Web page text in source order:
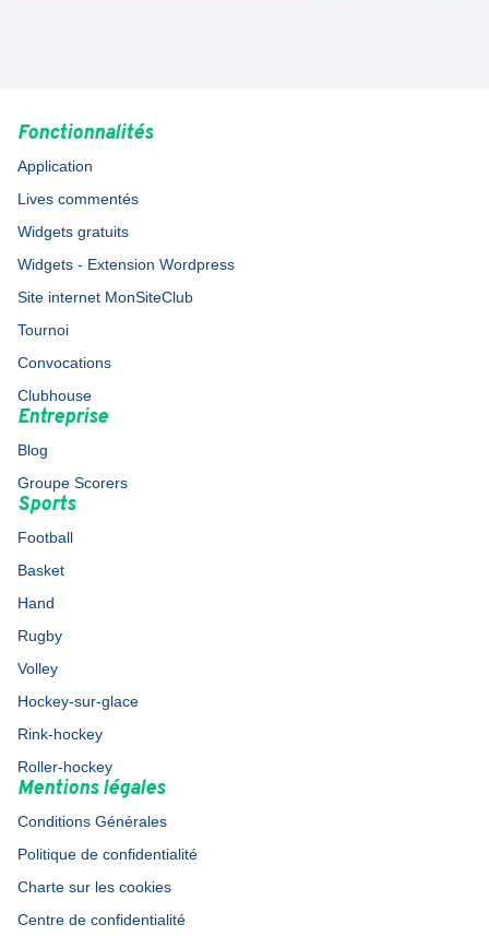
Fonctionnalités
Application
Lives commentés
Widgets gratuits
Widgets - Extension Wordpress
Site internet MonSiteClub
Tournoi
Convocations
Clubhouse
Entreprise
Blog
Groupe Scorers
Sports
Football
Basket
Hand
Rugby
Volley
Hockey-sur-glace
Rink-hockey
Roller-hockey
Mentions légales
Conditions Générales
Politique de confidentialité
Charte sur les cookies
Centre de confidentialité